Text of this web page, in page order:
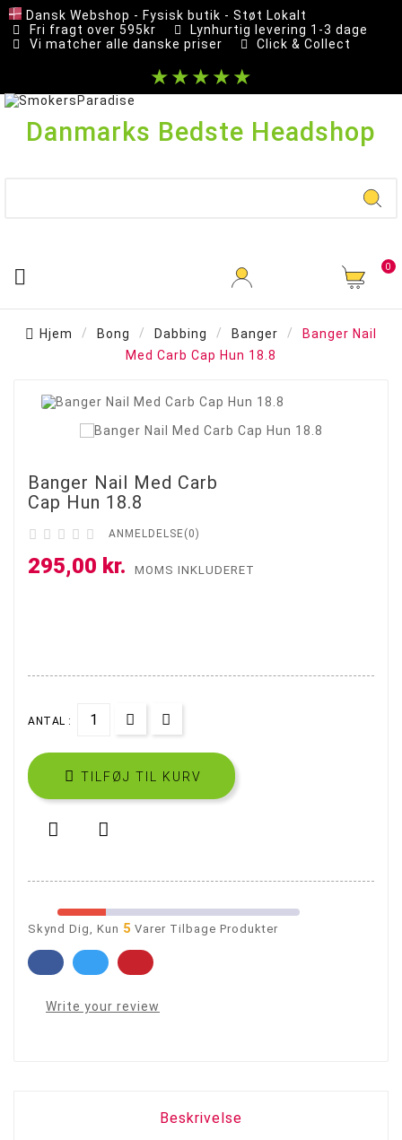
Dansk Webshop - Fysisk butik - Støt Lokalt
Fri fragt over 595kr
Lynhurtig levering 1-3 dage
Vi matcher alle danske priser
Click & Collect
★★★★★
Danmarks Bedste Headshop
 0
Hjem Bong Dabbing Banger
Banger Nail
Med Carb Cap Hun 18.8
Banger Nail Med Carb
Cap Hun 18.8
     ANMELDELSE(0)
295,00 kr. MOMS INKLUDERET
ANTAL :
 TILFØJ TIL KURV
 
Skynd Dig, Kun 5 Varer Tilbage Produkter
Write your review
Beskrivelse